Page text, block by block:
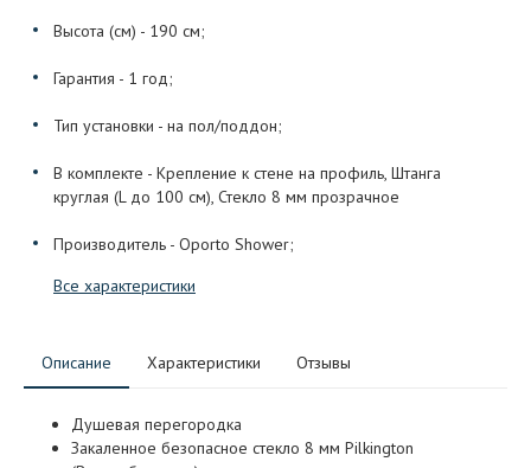
Высота (см) - 190 см;
Гарантия - 1 год;
Тип установки - на пол/поддон;
В комплекте - Крепление к стене на профиль, Штанга
круглая (L до 100 см), Стекло 8 мм прозрачное
Производитель - Oporto Shower;
Все характеристики
Описание Характеристики Отзывы
Душевая перегородка
Закаленное безопасное стекло 8 мм Pilkington